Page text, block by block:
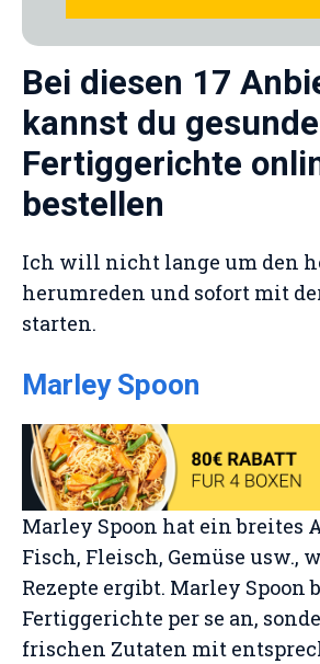
Bei diesen 17
kannst du gesunde
Fertiggerichte
bestellen
Ich will nicht lange um den
herumreden und sofort mit
starten.
Marley Spoon
Marley Spoon hat ein breites
Fisch, Fleisch, Gemüse usw.,
Rezepte ergibt. Marley Spoon
Fertiggerichte per se an,
frischen Zutaten mit